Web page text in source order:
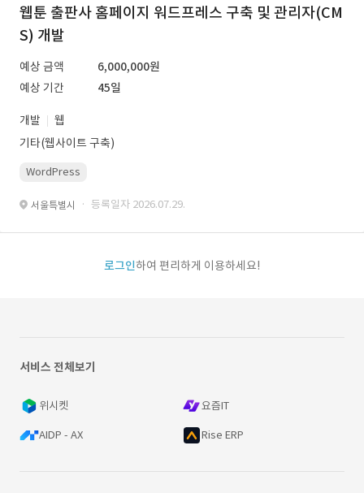
웹툰 출판사 홈페이지 워드프레스 구축 및 관리자(CM
S) 개발
예상 금액
6,000,000원
예상 기간
45일
개발
웹
기타(웹사이트 구축)
WordPress
서울특별시 · 등록일자 2026.07.29.
로그인하여 편리하게 이용하세요!
서비스 전체보기
위시켓 요즘IT
AIDP - AX Rise ERP